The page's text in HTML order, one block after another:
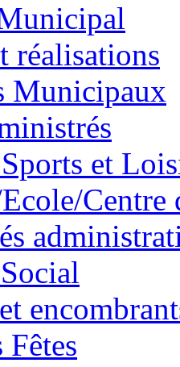
réalisations
Municipaux
et
Centre
Fêtes